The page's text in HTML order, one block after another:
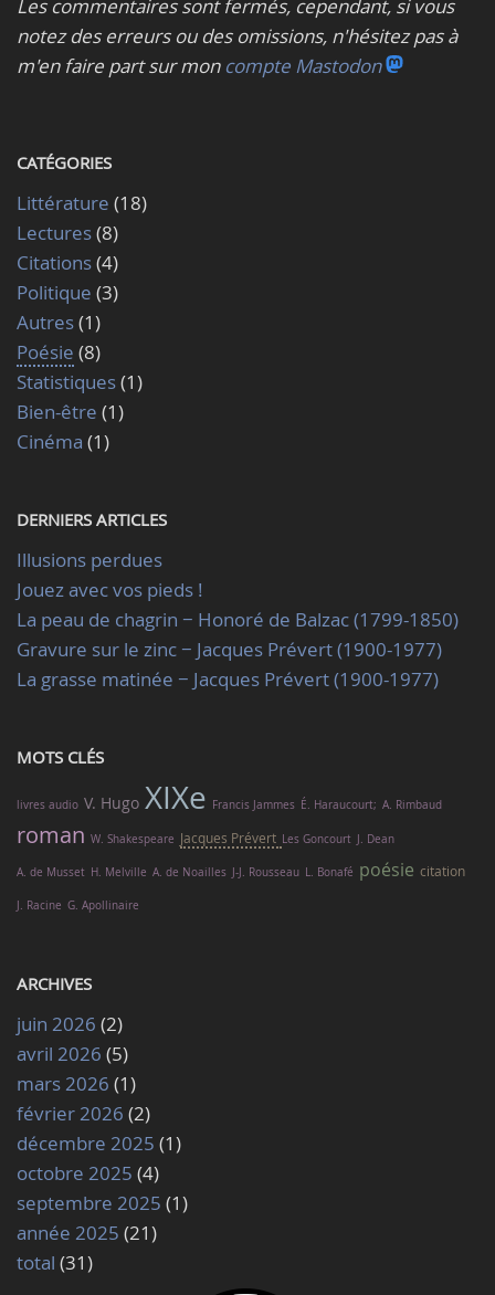
Les commentaires sont fermés, cependant, si vous
notez des erreurs ou des omissions, n'hésitez pas à
m'en faire part sur mon compte Mastodon
CATÉGORIES
Littérature (18)
Lectures(8)
Citations(4)
Politique (3)
Autres(1)
Poésie (8)
Statistiques(1)
Bien-être (1)
Cinéma (1)
DERNIERS ARTICLES
Illusions perdues
Jouez avec vos pieds !
La peau de chagrin − Honoré de Balzac (1799-1850)
Gravure sur le zinc − Jacques Prévert (1900-1977)
La grasse matinée − Jacques Prévert (1900-1977)
MOTS CLÉS
livres audio V. Hugo XIXe Francis Jammes É. Haraucourt; A. Rimbaud
roman W. Shakespeare Jacques Prévert Les Goncourt J. Dean
A. de Musset H. Melville A. de Noailles J-J. Rousseau L. Bonafé poésie citation
J. Racine G. Apollinaire
ARCHIVES
juin 2026 (2)
avril 2026 (5)
mars 2026 (1)
février 2026 (2)
décembre 2025 (1)
octobre 2025 (4)
septembre 2025 (1)
année 2025 (21)
total (31)